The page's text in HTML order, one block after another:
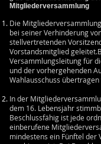
Mitgliederversammlung
Die
bei seiner Verhinderung
stellvertretenden
Vorstandsmitglied
Versammlungsleitung für
und der vorhergehenden
Wahlausschuss
In der
dem 16. Lebensjahr
Beschlussfähig ist jede
einberufene
mindestens ein Fünftel der